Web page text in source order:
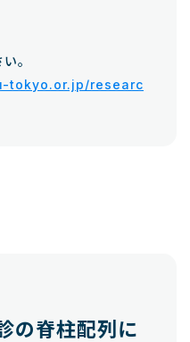
。
tokyo.or.jp/researc
の脊柱配列に